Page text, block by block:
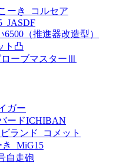
ーき_コルセア
（推進器改造型）
ト凸
ーブマスターⅢ
ガー
ードICHIBAN
ランド_コメット
_MiG15
自走砲